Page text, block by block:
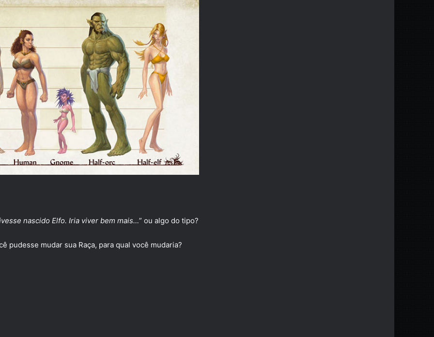
nascido Elfo. Iria viver bem mais…” ou algo do tipo?
pudesse mudar sua Raça, para qual você mudaria?